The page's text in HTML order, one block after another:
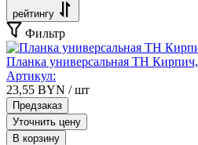
рейтингу
Фильтр
Планка универсальная ТН
Артикул:
23,55 BYN / шт
Предзаказ
Уточнить цену
В корзину